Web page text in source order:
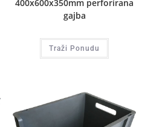
400x600x350mm perforirana
gajba
Traži Ponudu